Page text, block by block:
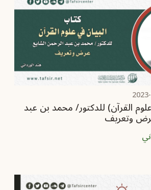
القرآن) للدكتور/ محمد بن عبد
وتعريف